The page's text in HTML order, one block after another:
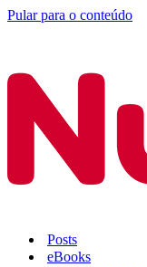
Pular para o conteúdo
Posts
eBooks